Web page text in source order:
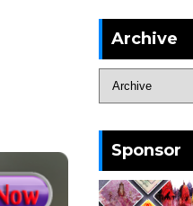
Archive
Sponsor